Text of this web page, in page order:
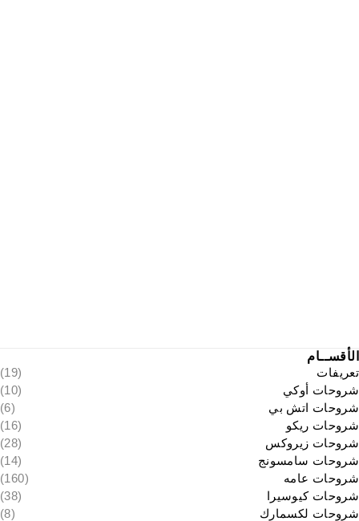
الأقســام
تعريفات
(19)
شروحات أوكي
(10)
شروحات اتش بي
(6)
شروحات ريكو
(16)
شروحات زيروكس
(28)
شروحات سامسونج
(14)
شروحات عامه
(160)
شروحات كيوسيرا
(38)
شروحات لكسمارك
(8)